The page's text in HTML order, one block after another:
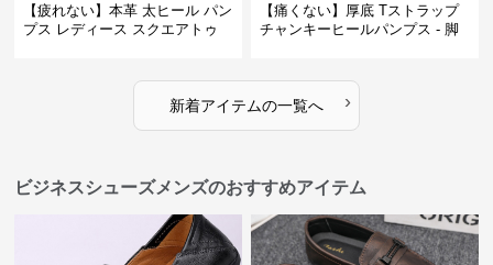
【疲れない】本革 太ヒール パン
プス レディース スクエアトゥ
【痛くない】厚底 Tストラップ
チャンキーヒールパンプス - 脚
新着アイテムの一覧へ ›
ビジネスシューズメンズのおすすめアイテム